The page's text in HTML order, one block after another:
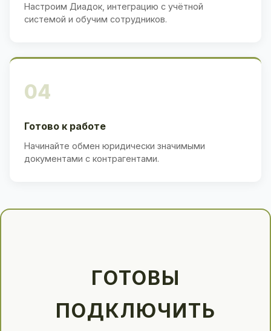
Настроим Диадок, интеграцию с учётной
системой и обучим сотрудников.
04
Готово к работе
Начинайте обмен юридически значимыми
документами с контрагентами.
ГОТОВЫ
ПОДКЛЮЧИТЬ